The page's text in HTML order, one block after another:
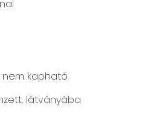
kapható
látványába